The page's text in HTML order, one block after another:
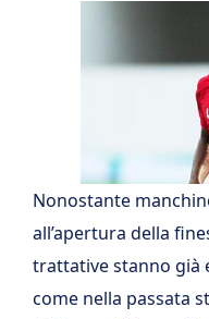
Nonostante
all’apertura della
trattative stanno già
come nella passata